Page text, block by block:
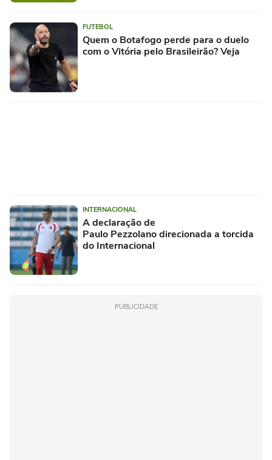
FUTEBOL
Quem o Botafogo perde para o duelo
com o Vitória pelo Brasileirão? Veja
INTERNACIONAL
A declaração de
Paulo Pezzolano direcionada a torcida
do Internacional
PUBLICIDADE